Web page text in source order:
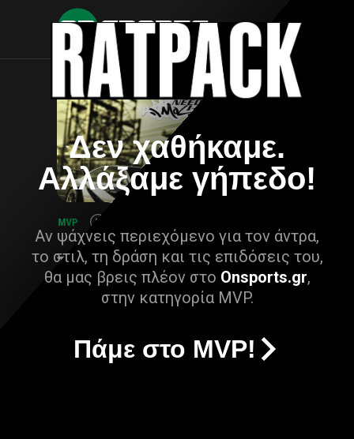
Δεν χαθήκαμε.
Αλλάξαμε γήπεδο!
Αν ψάχνεις περιεχόμενο για τον άντρα,
το στιλ, τη δράση και τις επιδόσεις του,
θα μας βρεις πλέον στο Onsports.gr,
στην κατηγορία MVP.
Πάμε στο MVP!